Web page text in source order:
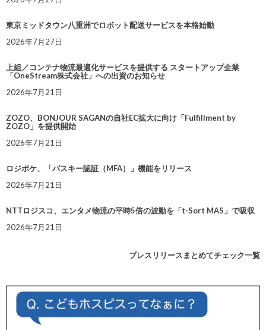
東京ミッドタウン八重洲でロボット配送サービスを本格始動
2026年7月27日
上組／コンテナ物流最適化サービスを提供する スタートアップ企業
「OneStream株式会社」への出資のお知らせ
2026年7月21日
ZOZO、BONJOUR SAGANの自社EC拡大に向け「Fulfillment by
ZOZO」を提供開始
2026年7月21日
ロジポケ、「パスキー認証（MFA）」機能をリリース
2026年7月21日
NTTロジスコ、エンタメ物流の平時5倍の波動を「t-Sort MAS」で吸収
2026年7月21日
プレスリリースまとめてチェック一覧